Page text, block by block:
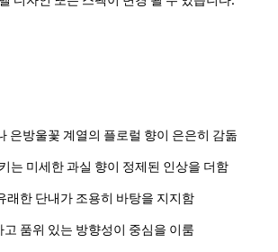
은방울꽃 계열의 플로럴 향이 은은히 감돎
는 미세한 과실 향이 정제된 인상을 더함
래한 단내가 조용히 바탕을 지지함
고 품위 있는 방향성이 중심을 이룸